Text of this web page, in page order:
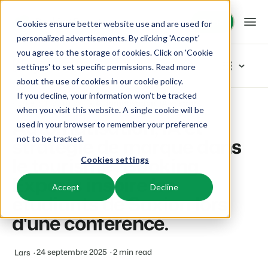
Cookies ensure better website use and are used for
personalized advertisements. By clicking 'Accept'
you agree to the storage of cookies. Click on 'Cookie
settings' to set specific permissions. Read more
about the use of cookies in our cookie policy.
If you decline, your information won’t be tracked
when you visit this website. A single cookie will be
used in your browser to remember your preference
not to be tracked.
Cookies settings
Accept Decline
Démo
Démo
Plateforme
BEX PMS
PMS
Optimisez votre back-office.
Boostez les réservations directes via votre site web.
Optimisez vos décisions grâce à l'analyse des données.
Intégration de site web
Solutions
Booking Experts pour:
Aires de camping, tentes de glamping et caravanes.
Villas, bungalows, chalets et hébergements nature.
Resorts
Ressources
Connaissance
BEX Academy
Suivez des cours en ligne et devenez un expert.
Découvrez les tendances du secteur et des conseils pratiques.
Tarifs
Témoignages
Se connecter
Blog
Explorer les catégories
Tout
Inspiration
Marketing
Conseils & astuces
Produit
Du concept à la solution
Axé sur le succès
Home Inspiration
Automatisation, IA et
stratégie de marque dans
le tourisme : Booking
Experts inspire les
étudiants de Saxion lors
d'une conférence.
Lars 24 septembre 2025 2 min read